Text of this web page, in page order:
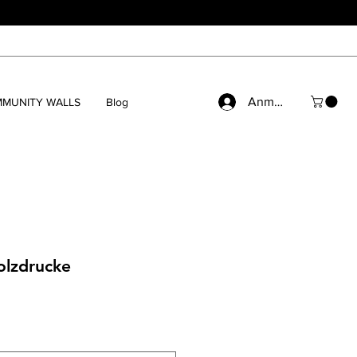
WALLS Blog Anmelden